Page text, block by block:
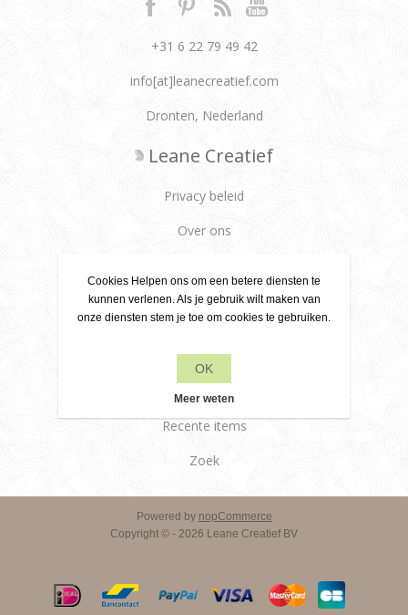
+31 6 22 79 49 42
info[at]leanecreatief.com
Dronten, Nederland
Leane Creatief
Privacy beleid
Over ons
Klantenservice
Producten
Recente items
Zoek
Powered by nopCommerce
Copyright © - 2026 Leane Creatief BV
Cookies Helpen ons om een betere diensten te
kunnen verlenen. Als je gebruik wilt maken van
onze diensten stem je toe om cookies te gebruiken.
OK
Meer weten